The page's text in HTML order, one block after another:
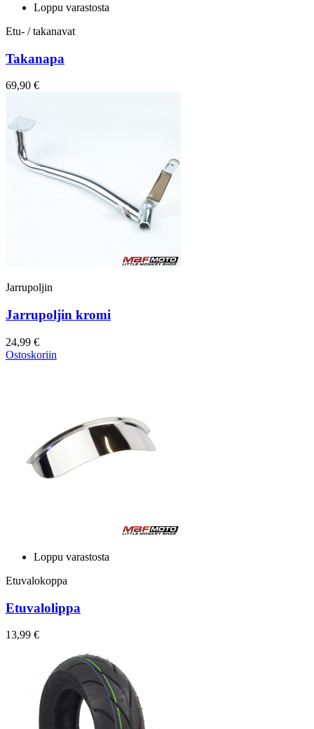
Loppu varastosta
Etu- / takanavat
Takanapa
69,90 €
Jarrupoljin
Jarrupoljin kromi
24,99 €
Ostoskoriin
Loppu varastosta
Etuvalokoppa
Etuvalolippa
13,99 €